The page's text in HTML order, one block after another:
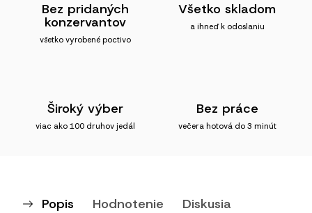
Bez pridaných
konzervantov
všetko vyrobené poctivo
Všetko skladom
a ihneď k odoslaniu
Široký výber
viac ako 100 druhov jedál
Bez práce
večera hotová do 3 minút
Popis Hodnotenie Diskusia